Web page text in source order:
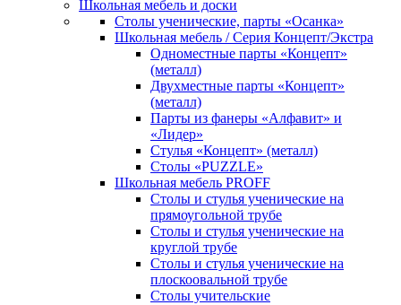
Школьная мебель и доски
Столы ученические, парты «Осанка»
Школьная мебель / Серия Концепт/Экстра
Одноместные парты «Концепт»
(металл)
Двухместные парты «Концепт»
(металл)
Парты из фанеры «Алфавит» и
«Лидер»
Стулья «Концепт» (металл)
Столы «PUZZLE»
Школьная мебель PROFF
Столы и стулья ученические на
прямоугольной трубе
Столы и стулья ученические на
круглой трубе
Столы и стулья ученические на
плоскоовальной трубе
Столы учительские